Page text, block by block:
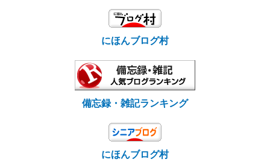
にほんブログ村
備忘録・雑記ランキング
にほんブログ村